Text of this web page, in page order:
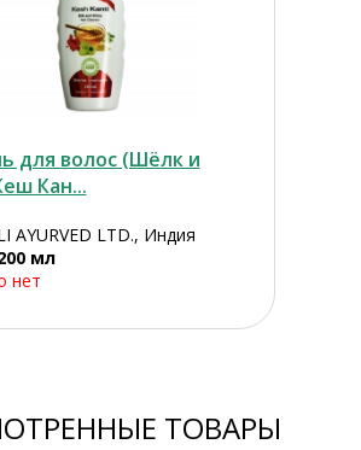
для волос (Шёлк и
Кан...
AYURVED LTD., Индия
мл
нет
ТОВАРЫ